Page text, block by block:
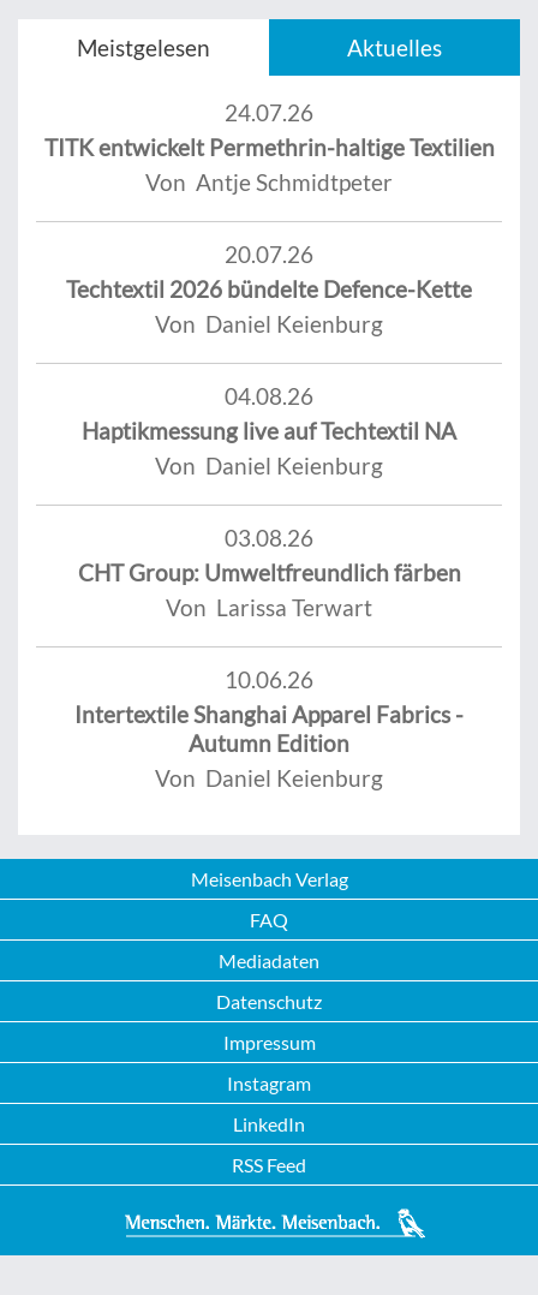
Meistgelesen Aktuelles
24.07.26
TITK entwickelt Permethrin-haltige Textilien
Von Antje Schmidtpeter
20.07.26
Techtextil 2026 bündelte Defence-Kette
Von Daniel Keienburg
04.08.26
Haptikmessung live auf Techtextil NA
Von Daniel Keienburg
03.08.26
CHT Group: Umweltfreundlich färben
Von Larissa Terwart
10.06.26
Intertextile Shanghai Apparel Fabrics -
Autumn Edition
Von Daniel Keienburg
Meisenbach Verlag
FAQ
Mediadaten
Datenschutz
Impressum
Instagram
LinkedIn
RSS Feed